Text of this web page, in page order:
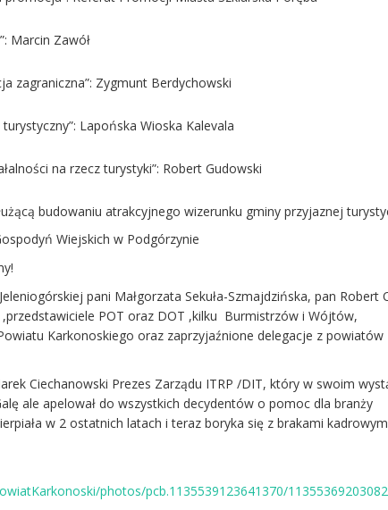
Marcin Zawół
zagraniczna”: Zygmunt Berdychowski
Lapońska Wioska Kalevala
na rzecz turystyki”: Robert Gudowski
budowaniu atrakcyjnego wizerunku gminy przyjaznej
Wiejskich w Podgórzynie
pani Małgorzata Sekuła-Szmajdzińska, pan Robert
POT oraz DOT ,kilku Burmistrzów i Wójtów,
Karkonoskiego oraz zaprzyjaźnione delegacje z powiatów
Ciechanowski Prezes Zarządu ITRP /DIT, który w swoim
ale apelował do wszystkich decydentów o pomoc dla branży
w 2 ostatnich latach i teraz boryka się z brakami
photos/pcb.1135539123641370/